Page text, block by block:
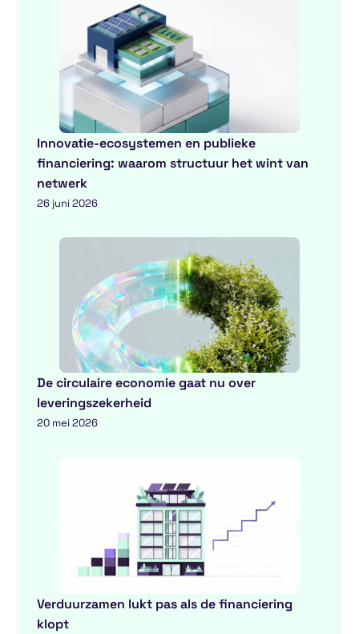
Innovatie-ecosystemen en publieke
financiering: waarom structuur het wint van
netwerk
26 juni 2026
De circulaire economie gaat nu over
leveringszekerheid
20 mei 2026
Verduurzamen lukt pas als de financiering
klopt